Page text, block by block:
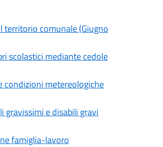
territorio comunale (Giugno
scolastici mediante cedole
condizioni metereologiche
gravissimi e disabili gravi
famiglia-lavoro